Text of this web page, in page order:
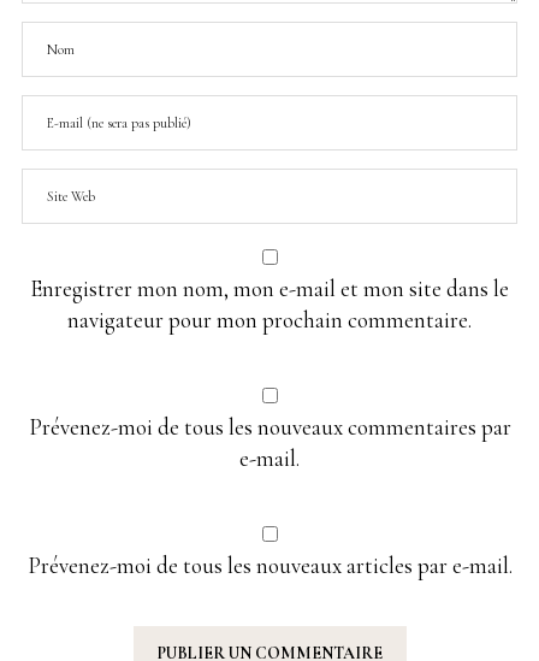
Enregistrer mon nom, mon e-mail et mon site dans le
navigateur pour mon prochain commentaire.
Prévenez-moi de tous les nouveaux commentaires par
e-mail.
Prévenez-moi de tous les nouveaux articles par e-mail.